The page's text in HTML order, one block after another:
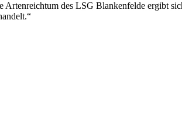
des LSG Blankenfelde ergibt